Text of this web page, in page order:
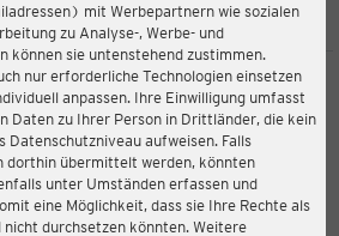
mit Werbepartnern wie sozialen
zu Analyse-, Werbe- und
können sie untenstehend zustimmen.
nur erforderliche Technologien einsetzen
anpassen. Ihre Einwilligung umfasst
Daten zu Ihrer Person in Drittländer, die kein
Datenschutzniveau aufweisen. Falls
dorthin übermittelt werden, könnten
unter Umständen erfassen und
eine Möglichkeit, dass sie Ihre Rechte als
durchsetzen könnten. Weitere
SORTIMENT AKTIONEN
GE Geldrop-Mierlo